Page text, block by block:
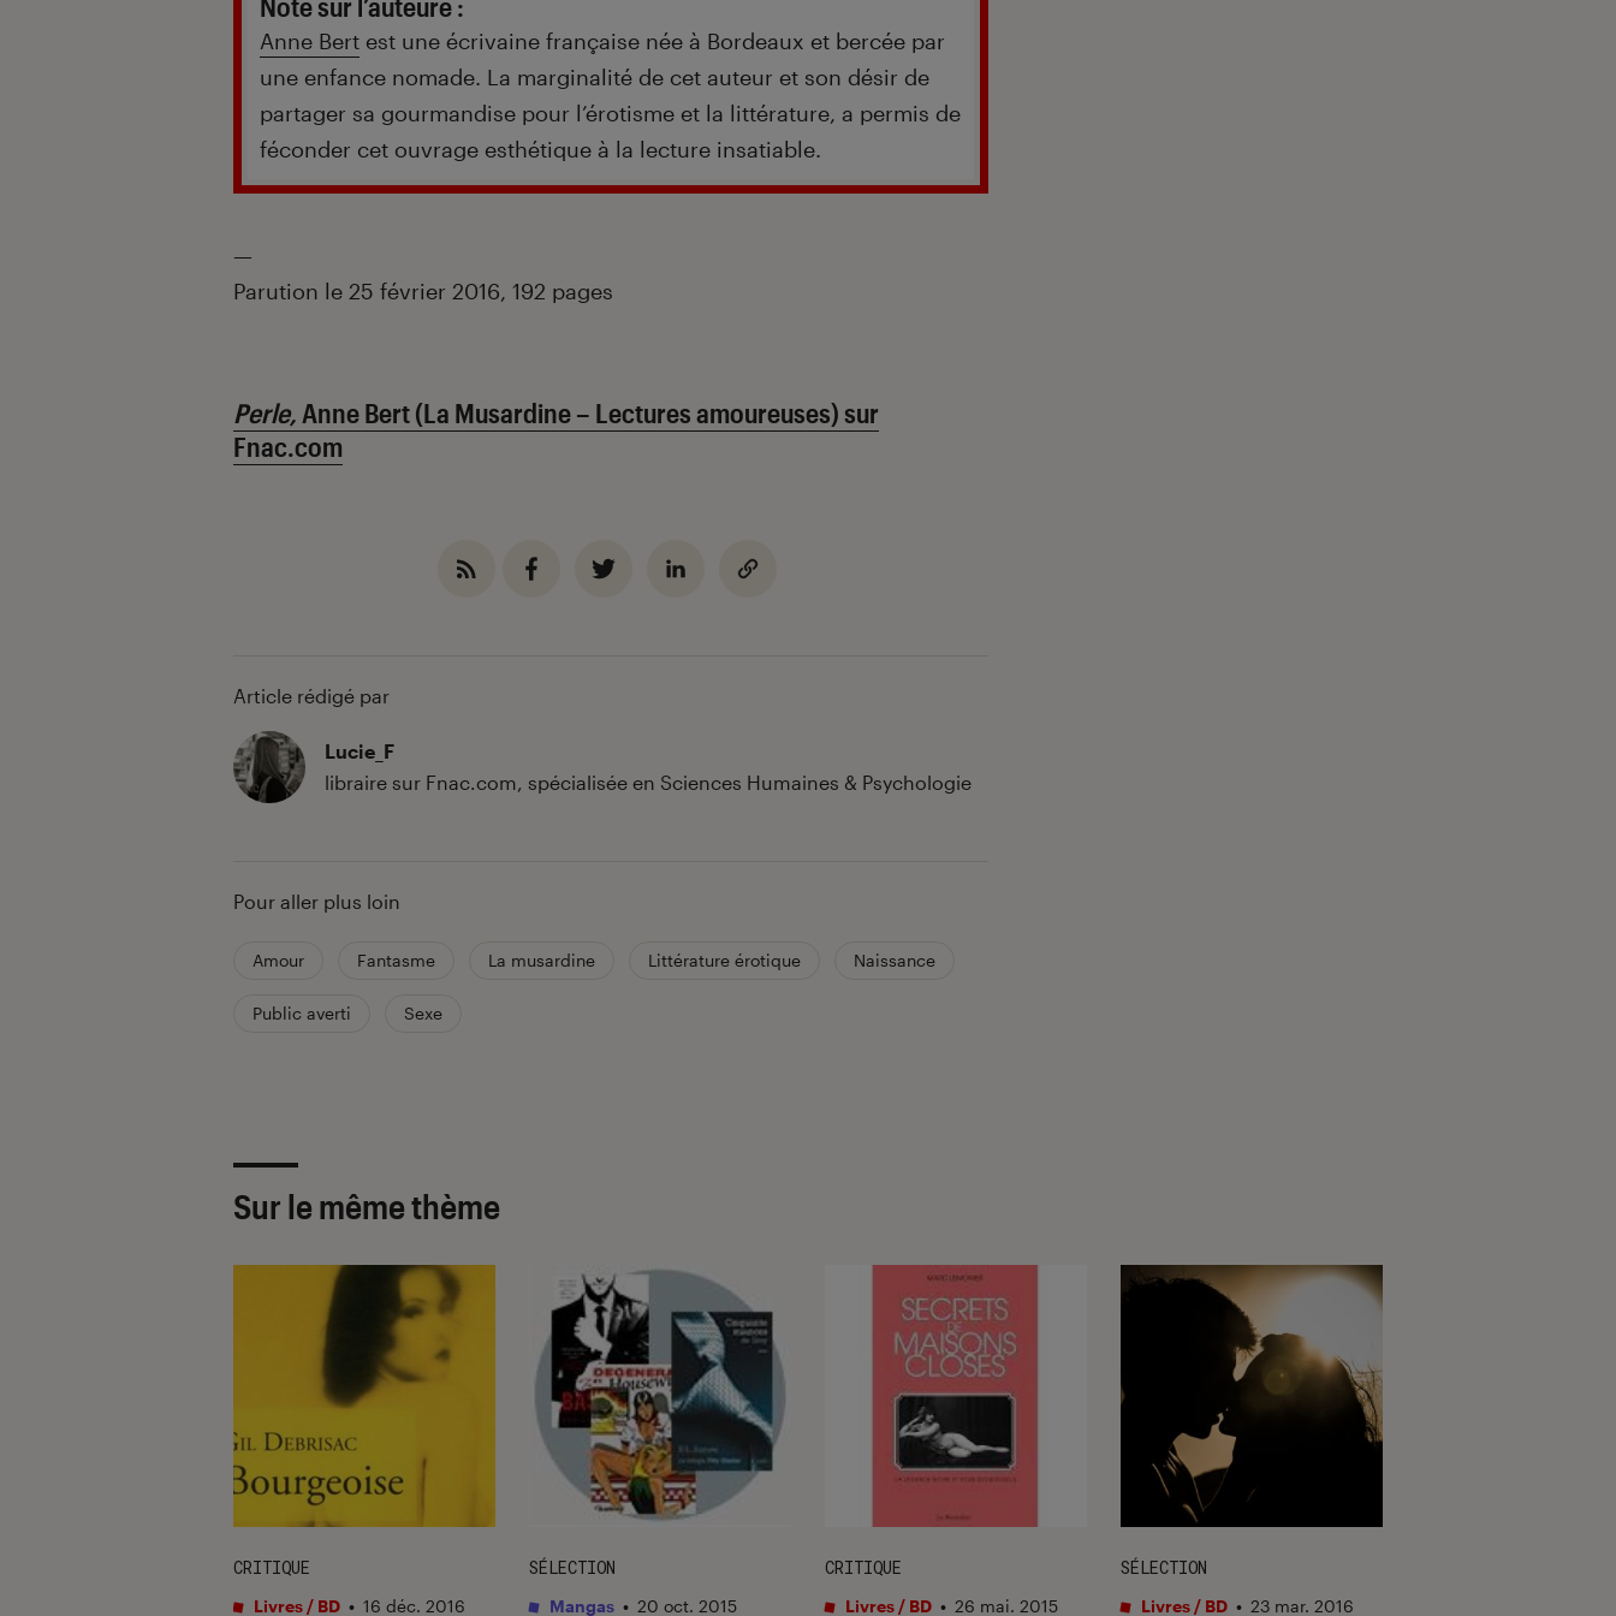
Note sur l’auteure :
Anne Bert est une écrivaine française née à Bordeaux et bercée par
une enfance nomade. La marginalité de cet auteur et son désir de
partager sa gourmandise pour l’érotisme et la littérature, a permis de
féconder cet ouvrage esthétique à la lecture insatiable.
—
Parution le 25 février 2016, 192 pages
Perle, Anne Bert (La Musardine – Lectures amoureuses) sur
Fnac.com
Article rédigé par
Lucie_F
libraire sur Fnac.com, spécialisée en Sciences Humaines & Psychologie
Pour aller plus loin
Amour Fantasme La musardine Littérature érotique Naissance
Public averti Sexe
Sur le même thème
CRITIQUE
Livres / BD • 16 déc. 2016
SÉLECTION
Mangas • 20 oct. 2015
CRITIQUE
Livres / BD • 26 mai. 2015
SÉLECTION
Livres / BD • 23 mar. 2016